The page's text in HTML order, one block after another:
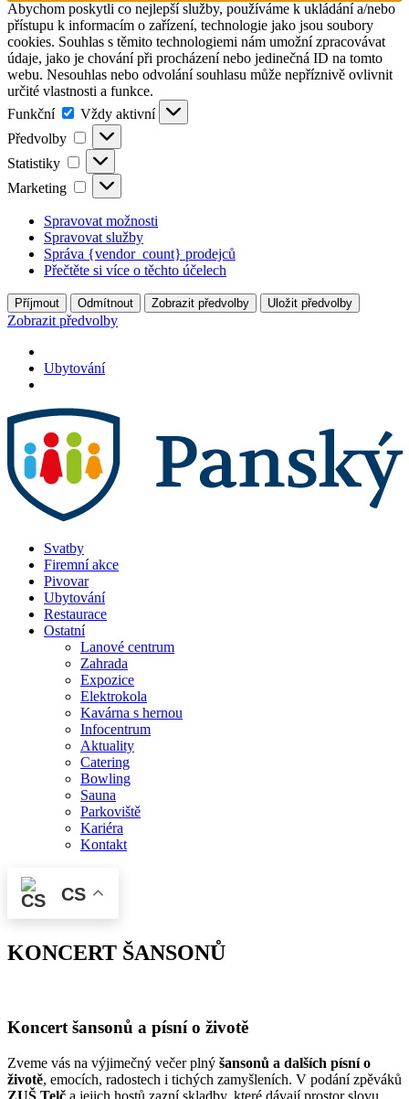
Abychom poskytli co nejlepší služby, používáme k ukládání a/nebo
přístupu k informacím o zařízení, technologie jako jsou soubory
cookies. Souhlas s těmito technologiemi nám umožní zpracovávat
údaje, jako je chování při procházení nebo jedinečná ID na tomto
webu. Nesouhlas nebo odvolání souhlasu může nepříznivě ovlivnit
určité vlastnosti a funkce.
Funkční
Funkční
Vždy aktivní
Předvolby
Předvolby
Statistiky Statistiky
Marketing Marketing
Spravovat možnosti
Spravovat služby
Správa {vendor_count} prodejců
Přečtěte si více o těchto účelech
Příjmout Odmítnout Zobrazit předvolby Uložit předvolby
Zobrazit předvolby
Ubytování
Svatby
Firemní akce
Pivovar
Ubytování
Restaurace
Ostatní
Lanové centrum
Zahrada
Expozice
Elektrokola
Kavárna s hernou
Infocentrum
Aktuality
Catering
Bowling
Sauna
Parkoviště
Kariéra
Kontakt
CS
KONCERT ŠANSONŮ
Koncert šansonů a písní o životě
Zveme vás na výjimečný večer plný šansonů a dalších písní o
životě, emocích, radostech i tichých zamyšleních. V podání zpěváků
ZUŠ Telč a jejich hostů zazní skladby, které dávají prostor slovu,